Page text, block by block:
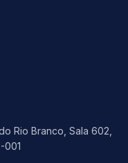
Rio Branco, Sala 602,
001